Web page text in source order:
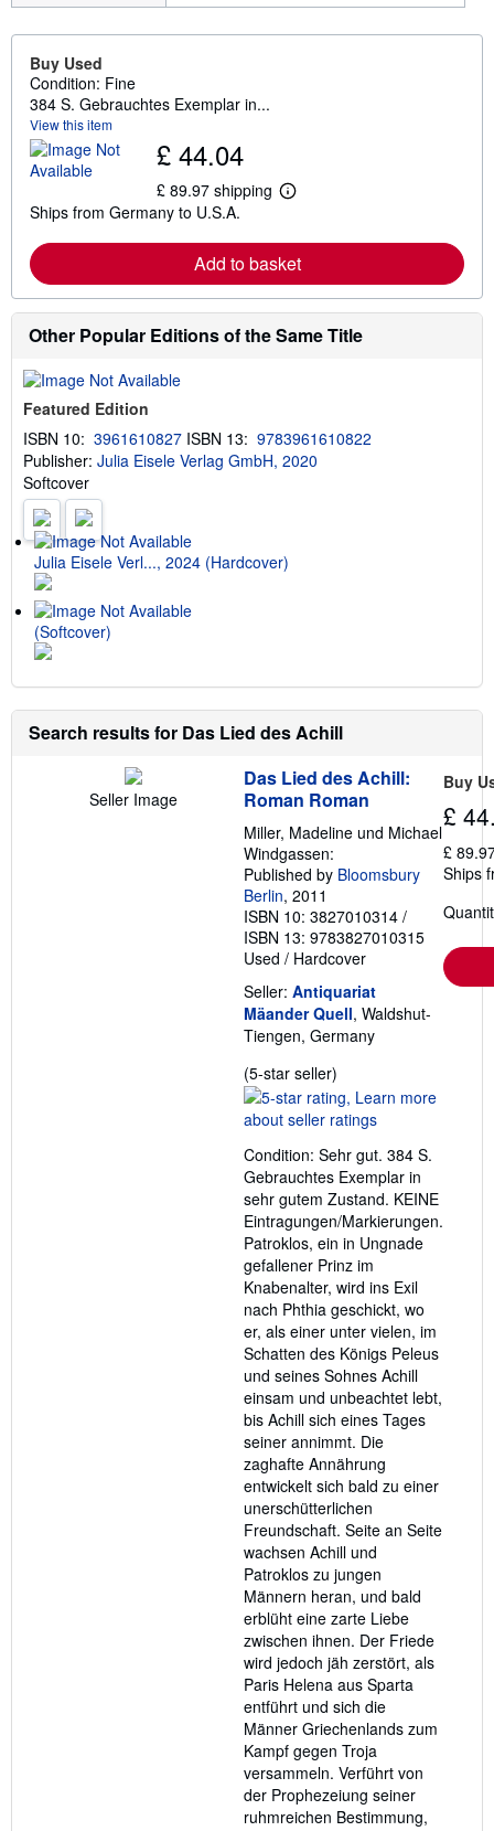
Buy Used
Condition: Fine
384 S. Gebrauchtes Exemplar in...
View this item
£ 44.04
£ 89.97 shipping
L
r
n
o
r
e
a
h
i
r
Ships from Germany to U.S.A.
Add to basket
Other Popular Editions of the Same Title
Featured Edition
ISBN 10: 3961610827 ISBN 13: 9783961610822
Publisher: Julia Eisele Verlag GmbH, 2020
Softcover
Julia Eisele Verl..., 2024 (Hardcover)
(Softcover)
Search results for Das Lied des Achill
Seller Image
Das Lied des Achill:
Roman Roman
Miller, Madeline und Michael
Windgassen:
Published by Bloomsbury
Berlin, 2011
ISBN 10: 3827010314 /
ISBN 13: 9783827010315
Used / Hardcover
Seller: Antiquariat
Mäander Quell, Waldshut-
Tiengen, Germany
(5-star seller)
rating
5
of
5
stars
Condition: Sehr gut. 384 S.
Gebrauchtes Exemplar in
sehr gutem Zustand. KEINE
Eintragungen/Markierungen.
Patroklos, ein in Ungnade
gefallener Prinz im
Knabenalter, wird ins Exil
nach Phthia geschickt, wo
er, als einer unter vielen, im
Schatten des Königs Peleus
und seines Sohnes Achill
einsam und unbeachtet lebt,
bis Achill sich eines Tages
seiner annimmt. Die
zaghafte Annährung
entwickelt sich bald zu einer
unerschütterlichen
Freundschaft. Seite an Seite
wachsen Achill und
Patroklos zu jungen
Männern heran, und bald
erblüht eine zarte Liebe
zwischen ihnen. Der Friede
wird jedoch jäh zerstört, als
Paris Helena aus Sparta
entführt und sich die
Männer Griechenlands zum
Kampf gegen Troja
versammeln. Verführt von
der Prophezeiung seiner
ruhmreichen Bestimmung,
Buy
£
£
Ships